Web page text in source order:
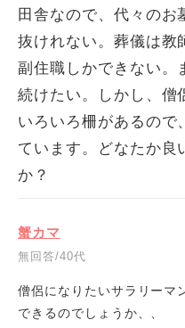
田舎なので、代々のお
抜けれない。葬儀は教
副住職しかできない。
続けたい。しかし、僧
いろいろ柵があるので
ています。どなたか良
か？
蟹カマ
無回答/40代
僧侶になりたいサラリーマ
できるのでしょうか、、